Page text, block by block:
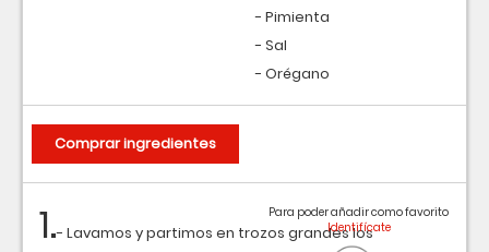
1.- Lavamos y partimos en trozos grandes los
Para poder añadir como favorito
- Pimienta
- Sal
- Orégano
Comprar ingredientes